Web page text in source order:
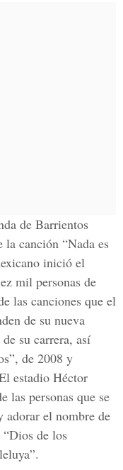
de Barrientos
la canción “Nada es
inició el
mil personas de
las canciones que el
de su nueva
su carrera, así
de 2008 y
estadio Héctor
las personas que se
adorar el nombre de
de los